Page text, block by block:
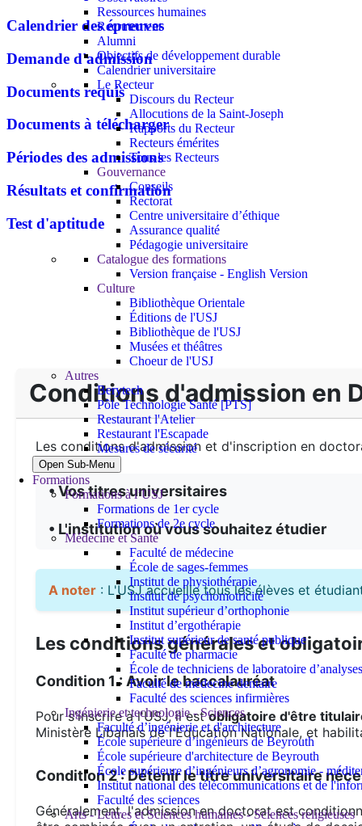
Ressources humaines
Recrutement
Alumni
Objectifs de développement durable
Calendrier universitaire
Le Recteur
Discours du Recteur
Allocutions de la Saint-Joseph
Rapports du Recteur
Recteurs émérites
Tous les Recteurs
Gouvernance
Conseils
Rectorat
Centre universitaire d’éthique
Assurance qualité
Pédagogie universitaire
Catalogue des formations
Version française - English Version
Culture
Bibliothèque Orientale
Éditions de l'USJ
Bibliothèque de l'USJ
Musées et théâtres
Choeur de l'USJ
Autres
Berytech
Pôle Technologie Santé [PTS]
Restaurant l'Atelier
Restaurant l'Escapade
Mesures de sécurité
Open Sub-Menu
Formations
Formations à l’USJ
Formations de 1er cycle
Formations de 2e cycle
Médecine et Santé
Faculté de médecine
École de sages-femmes
Institut de physiothérapie
Institut de psychomotricité
Institut supérieur d’orthophonie
Institut d’ergothérapie
Institut supérieur de santé publique
Faculté de pharmacie
École de techniciens de laboratoire
Faculté de médecine dentaire
Faculté des sciences infirmières
Ingénierie et technologie - Sciences
Faculté d’ingénierie et d'architecture
École supérieure d’ingénieurs de Beyrouth
École supérieure d'architecture de Beyrouth
École supérieure d’ingénieurs d’agronomie -
Institut national des télécommunications et de
Faculté des sciences
Arts - Lettres et Sciences humaines - Sciences religieuses
Calendrier des épreuves
Demande d'admission
Documents requis
Documents à télécharger
Périodes des admissions
Résultats et confirmation
Test d'aptitude
Conditions d'admission en
Les conditions d'admission et d'inscription en
• Vos titres universitaires
• L'institution où vous souhaitez étudier
A noter : L'USJ accueille tous les élèves et
Les conditions générales et
Condition 1 : Avoir le baccalauréat
Pour s'inscrire à l'USJ, il estobligatoire d'être
Ministère Libanais de l'Education Nationale, et
Condition 2 : Détenir le titre universitaire
Généralement, l'admission en doctorat est